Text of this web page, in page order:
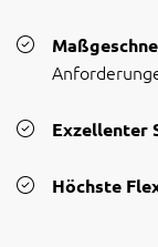
Exzellenter
Höchste